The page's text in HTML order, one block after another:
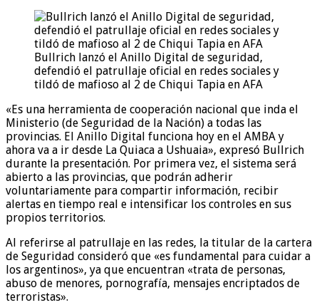
Bullrich lanzó el Anillo Digital de seguridad,
defendió el patrullaje oficial en redes sociales y
tildó de mafioso al 2 de Chiqui Tapia en AFA
«Es una herramienta de cooperación nacional que inda el
Ministerio (de Seguridad de la Nación) a todas las
provincias. El Anillo Digital funciona hoy en el AMBA y
ahora va a ir desde La Quiaca a Ushuaia», expresó Bullrich
durante la presentación. Por primera vez, el sistema será
abierto a las provincias, que podrán adherir
voluntariamente para compartir información, recibir
alertas en tiempo real e intensificar los controles en sus
propios territorios.
Al referirse al patrullaje en las redes, la titular de la cartera
de Seguridad consideró que «es fundamental para cuidar a
los argentinos», ya que encuentran «trata de personas,
abuso de menores, pornografía, mensajes encriptados de
terroristas».